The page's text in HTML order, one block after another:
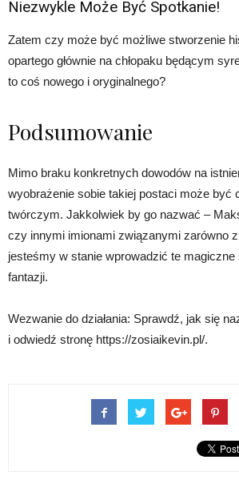
Niezwykle Moż̇e Być Spotkanie!
Zatem czy może być możliwe stworzenie
opartego głównie na chłopaku będącym
to coś nowego i oryginalnego?
Podsumowanie
Mimo braku konkretnych dowodów na
wyobrażenie sobie takiej postaci może być
twórczym. Jakkolwiek by go nazwać –
czy innymi imionami związanymi zarówno
jesteśmy w stanie wprowadzić te
fantazji.
Wezwanie do działania: Sprawdź, jak się
i odwiedź stronę https://zosiaikevin.pl/.